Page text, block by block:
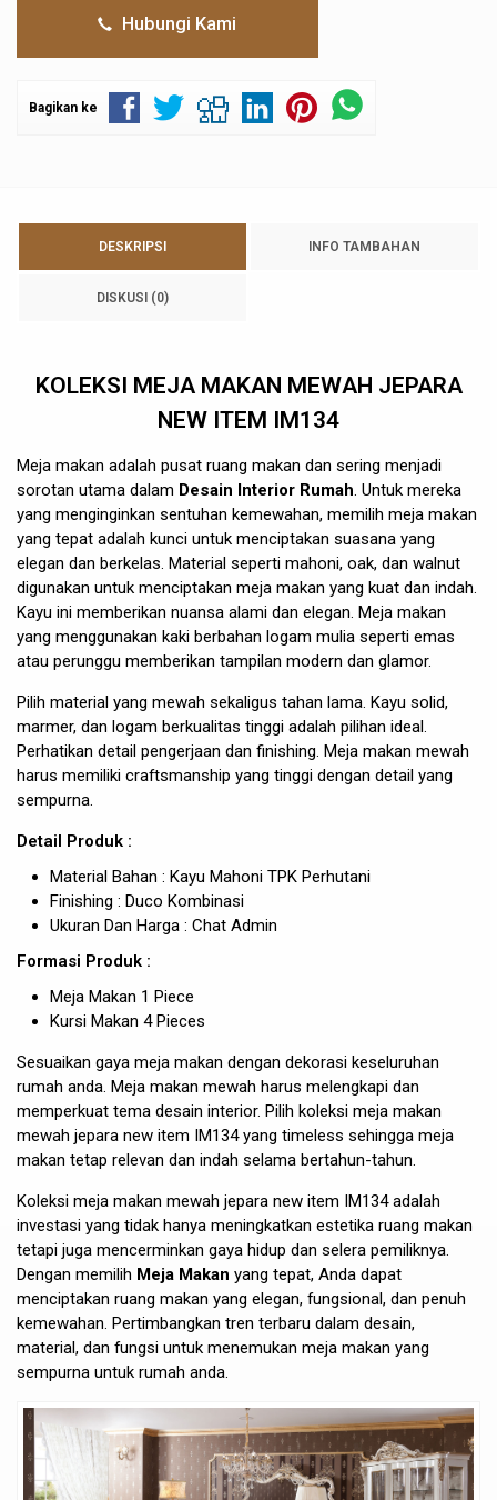
Hubungi Kami
Bagikan ke
DESKRIPSI INFO TAMBAHAN
DISKUSI (0)
KOLEKSI MEJA MAKAN MEWAH JEPARA
NEW ITEM IM134
Meja makan adalah pusat ruang makan dan sering menjadi
sorotan utama dalam Desain Interior Rumah. Untuk mereka
yang menginginkan sentuhan kemewahan, memilih meja makan
yang tepat adalah kunci untuk menciptakan suasana yang
elegan dan berkelas. Material seperti mahoni, oak, dan walnut
digunakan untuk menciptakan meja makan yang kuat dan indah.
Kayu ini memberikan nuansa alami dan elegan. Meja makan
yang menggunakan kaki berbahan logam mulia seperti emas
atau perunggu memberikan tampilan modern dan glamor.
Pilih material yang mewah sekaligus tahan lama. Kayu solid,
marmer, dan logam berkualitas tinggi adalah pilihan ideal.
Perhatikan detail pengerjaan dan finishing. Meja makan mewah
harus memiliki craftsmanship yang tinggi dengan detail yang
sempurna.
Detail Produk :
Material Bahan : Kayu Mahoni TPK Perhutani
Finishing : Duco Kombinasi
Ukuran Dan Harga : Chat Admin
Formasi Produk :
Meja Makan 1 Piece
Kursi Makan 4 Pieces
Sesuaikan gaya meja makan dengan dekorasi keseluruhan
rumah anda. Meja makan mewah harus melengkapi dan
memperkuat tema desain interior. Pilih koleksi meja makan
mewah jepara new item IM134 yang timeless sehingga meja
makan tetap relevan dan indah selama bertahun-tahun.
Koleksi meja makan mewah jepara new item IM134 adalah
investasi yang tidak hanya meningkatkan estetika ruang makan
tetapi juga mencerminkan gaya hidup dan selera pemiliknya.
Dengan memilih Meja Makan yang tepat, Anda dapat
menciptakan ruang makan yang elegan, fungsional, dan penuh
kemewahan. Pertimbangkan tren terbaru dalam desain,
material, dan fungsi untuk menemukan meja makan yang
sempurna untuk rumah anda.